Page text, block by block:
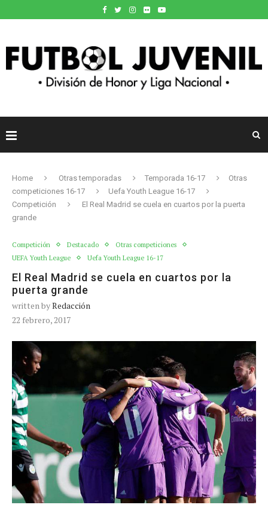
Home Otras temporadas Temporada 16-17
Otras
competiciones 16-17
Uefa Youth League 16-17
Competición
El Real Madrid se cuela en cuartos por la puerta
grande
Competición Destacado
Otras competiciones
UEFA Youth League
Uefa Youth League 16-17
El Real Madrid se cuela en cuartos por la
puerta grande
written byRedacción
22 febrero, 2017